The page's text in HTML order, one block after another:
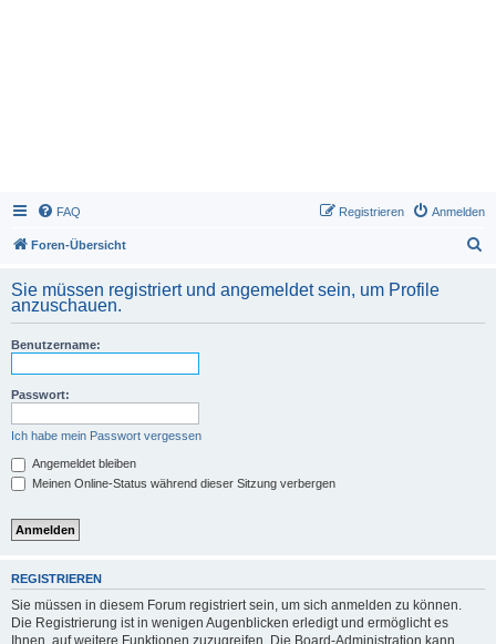
FAQ Anmelden
Registrieren
Foren-Übersicht
h
Sie müssen registriert und angemeldet sein, um Profile
anzuschauen.
Benutzername:
Passwort:
Ich habe mein Passwort vergessen
Angemeldet bleiben
Meinen Online-Status während dieser Sitzung verbergen
REGISTRIEREN
Sie müssen in diesem Forum registriert sein, um sich anmelden zu können.
Die Registrierung ist in wenigen Augenblicken erledigt und ermöglicht es
Ihnen, auf weitere Funktionen zuzugreifen. Die Board-Administration kann